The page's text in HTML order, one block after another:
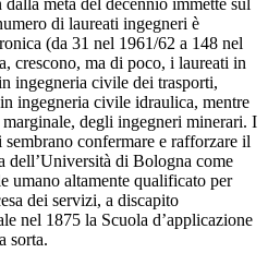
di laureati ingegneri è
(da 31 nel 1961/62 a 148 nel
crescono, ma di poco, i laureati in
ingegneria civile dei trasporti,
ingegneria civile idraulica, mentre
degli ingegneri minerari. I
confermare e rafforzare il
dell’Università di Bologna come
umano altamente qualificato per
dei servizi, a discapito
nel 1875 la Scuola d’applicazione
sorta.